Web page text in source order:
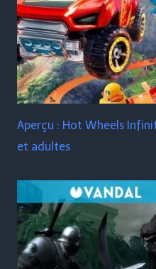
Aperçu : Hot Wheels
et adultes